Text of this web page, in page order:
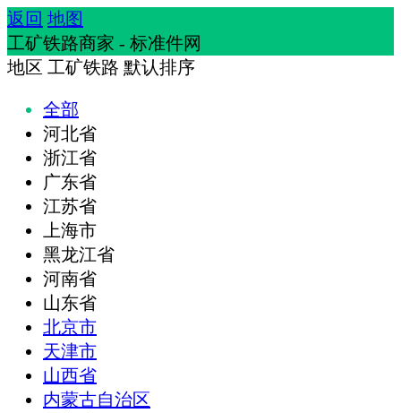
返回 地图
工矿铁路商家 - 标准件网
地区 工矿铁路 默认排序
全部
河北省
浙江省
广东省
江苏省
上海市
黑龙江省
河南省
山东省
北京市
天津市
山西省
内蒙古自治区